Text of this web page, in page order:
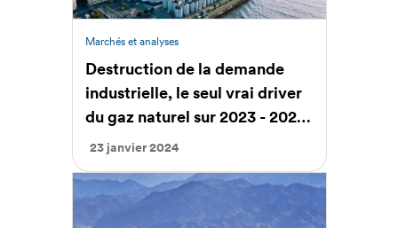
Marchés et analyses
Destruction de la demande
industrielle, le seul vrai driver
du gaz naturel sur 2023 - 2024
?
23 janvier 2024